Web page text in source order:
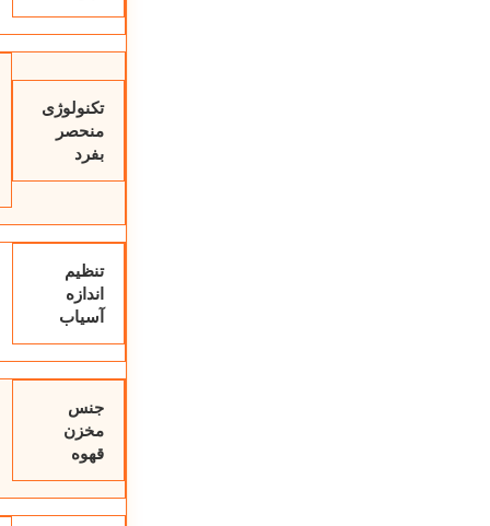
تکنولوژی
منحصر
بفرد
تنظیم
اندازه
آسیاب
جنس
مخزن
قهوه